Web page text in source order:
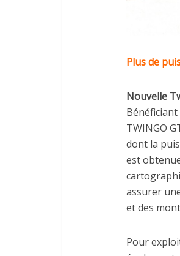
Plus de
Nouvelle
TWINGO
dont la
est
assurer
et des
Pour